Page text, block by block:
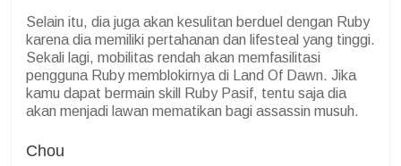
Selain itu, dia juga akan kesulitan berduel dengan Ruby
karena dia memiliki pertahanan dan lifesteal yang tinggi.
Sekali lagi, mobilitas rendah akan memfasilitasi
pengguna Ruby memblokirnya di Land Of Dawn. Jika
kamu dapat bermain skill Ruby Pasif, tentu saja dia
akan menjadi lawan mematikan bagi assassin musuh.
Chou